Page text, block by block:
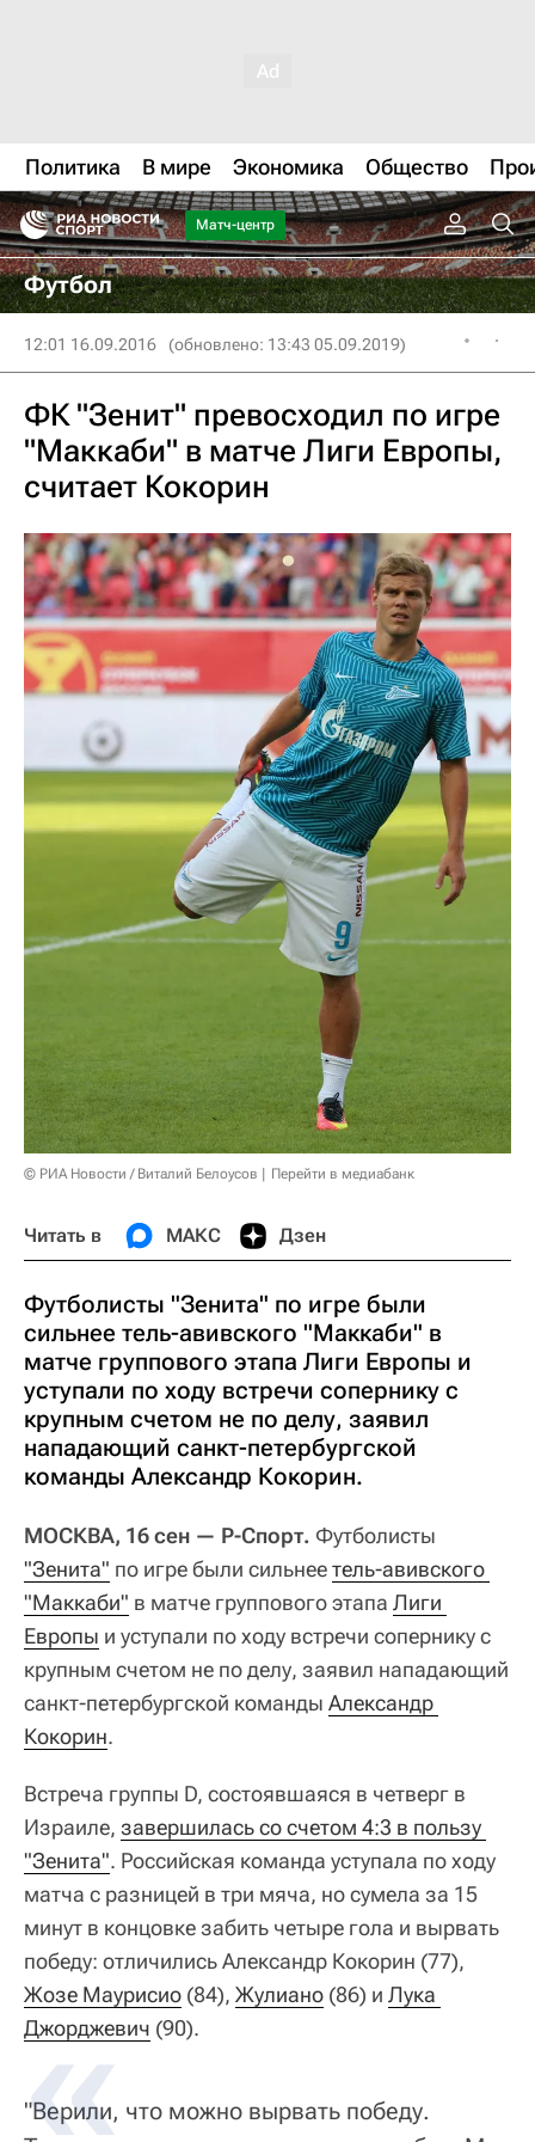
Политика В мире Экономика Общество
Матч-центр
Футбол
12:01 16.09.2016 (обновлено: 13:43 05.09.2019)
ФК "Зенит" превосходил по игре
"Маккаби" в матче Лиги Европы,
считает Кокорин
© РИА Новости / Виталий Белоусов Перейти в медиабанк
Читать в МАКС Дзен
Футболисты "Зенита" по игре были
сильнее тель-авивского "Маккаби" в
матче группового этапа Лиги Европы и
уступали по ходу встречи сопернику с
крупным счетом не по делу, заявил
нападающий санкт-петербургской
команды Александр Кокорин.
МОСКВА, 16 сен — Р-Спорт. Футболисты
"Зенита" по игре были сильнеетель-авивского
"Маккаби" в матче группового этапа Лиги
Европы и уступали по ходу встречи сопернику с
крупным счетом не по делу, заявил нападающий
санкт-петербургской команды Александр
Кокорин.
Встреча группы D, состоявшаяся в четверг в
Израиле, завершилась со счетом 4:3 в пользу
"Зенита". Российская команда уступала по ходу
матча с разницей в три мяча, но сумела за 15
минут в концовке забить четыре гола и вырвать
победу: отличились Александр Кокорин (77),
Жозе Маурисио (84), Жулиано (86) и Лука
Джорджевич (90).
"Верили, что можно вырвать победу.